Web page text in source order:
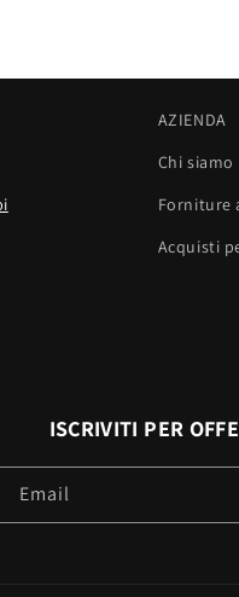
AZIENDA
Chi siamo
Forniture
Acquisti
ISCRIVITI PER
Email